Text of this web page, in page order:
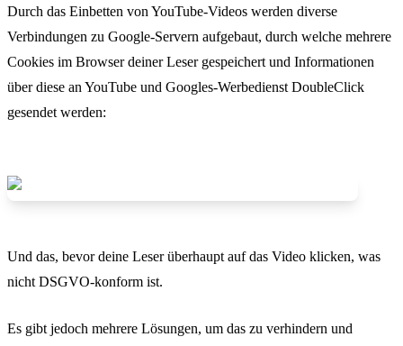
Durch das Einbetten von YouTube-Videos werden diverse
Verbindungen zu Google-Servern aufgebaut, durch welche mehrere
Cookies im Browser deiner Leser gespeichert und Informationen
über diese an YouTube und Googles-Werbedienst DoubleClick
gesendet werden:
Und das, bevor deine Leser überhaupt auf das Video klicken, was
nicht DSGVO-konform ist.
Es gibt jedoch mehrere Lösungen, um das zu verhindern und